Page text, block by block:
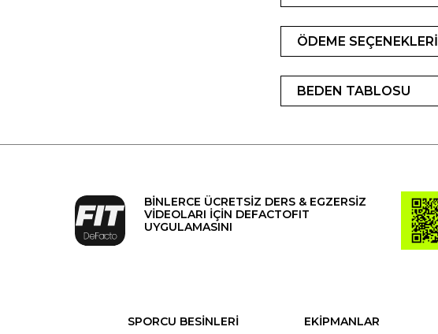
ÖDEME SEÇENEKLERİ
BEDEN TABLOSU
BİNLERCE ÜCRETSİZ DERS & EGZERSİZ
VİDEOLARI İÇİN DEFACTOFIT
UYGULAMASINI
SPORCU BESİNLERİ
EKİPMANLAR